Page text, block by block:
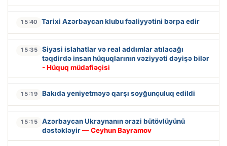
15:40 Tarixi Azərbaycan klubu fəaliyyətini bərpa edir
15:35
Siyasi islahatlar və real addımlar atılacağı
təqdirdə insan hüquqlarının vəziyyəti dəyişə bilər
- Hüquq müdafiəçisi
15:19 Bakıda yeniyetməyə qarşı soyğunçuluq edildi
15:15
Azərbaycan Ukraynanın ərazi bütövlüyünü
dəstəkləyir— Ceyhun Bayramov